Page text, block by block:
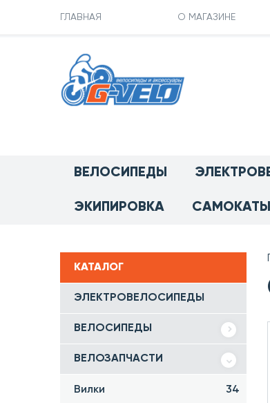
ГЛАВНАЯ О МАГАЗИНЕ
ВЕЛОСИПЕДЫ
ЭКИПИРОВКА САМОКАТЫ
КАТАЛОГ
ЭЛЕКТРОВЕЛОСИПЕДЫ
ВЕЛОСИПЕДЫ
ВЕЛОЗАПЧАСТИ
Вилки 34